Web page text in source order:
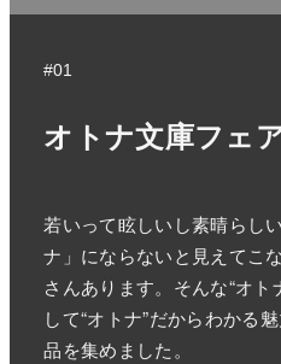
#01
オトナ文庫フェ
若いって眩しいし素晴らし
ナ」にならないと見えてこ
さんあります。そんな“オ
して“オトナ”だからわかる
品を集めました。